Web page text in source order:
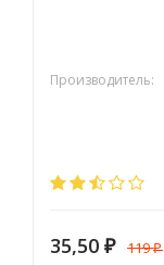
Производитель:
35,50 ₽ 119₽